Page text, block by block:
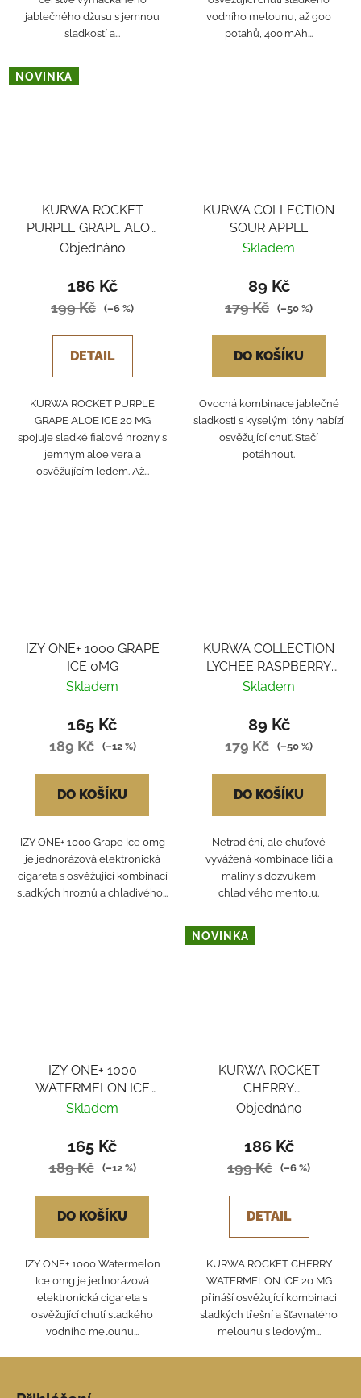
jablečného džusu s jemnou
sladkostí a...
vodního melounu, až 900
potahů, 400 mAh...
NOVINKA
KURWA ROCKET
PURPLE GRAPE ALOE
ICE
Objednáno
186 Kč
199 Kč (–6 %)
DETAIL
KURWA ROCKET PURPLE
GRAPE ALOE ICE 20 MG
spojuje sladké fialové hrozny s
jemným aloe vera a
osvěžujícím ledem. Až...
KURWA COLLECTION
SOUR APPLE
Skladem
89 Kč
179 Kč (–50 %)
DO KOŠÍKU
Ovocná kombinace jablečné
sladkosti s kyselými tóny nabízí
osvěžující chuť. Stačí
potáhnout.
IZY ONE+ 1000 GRAPE
ICE 0MG
Skladem
165 Kč
189 Kč (–12 %)
DO KOŠÍKU
IZY ONE+ 1000 Grape Ice 0mg
je jednorázová elektronická
cigareta s osvěžující kombinací
sladkých hroznů a chladivého...
KURWA COLLECTION
LYCHEE RASPBERRY
ICE
Skladem
89 Kč
179 Kč (–50 %)
DO KOŠÍKU
Netradiční, ale chuťově
vyvážená kombinace liči a
maliny s dozvukem
chladivého mentolu.
IZY ONE+ 1000
WATERMELON ICE
0MG
Skladem
165 Kč
189 Kč (–12 %)
DO KOŠÍKU
IZY ONE+ 1000 Watermelon
Ice 0mg je jednorázová
elektronická cigareta s
osvěžující chutí sladkého
vodního melounu...
NOVINKA
KURWA ROCKET
CHERRY
WATERMELON ICE
Objednáno
186 Kč
199 Kč (–6 %)
DETAIL
KURWA ROCKET CHERRY
WATERMELON ICE 20 MG
přináší osvěžující kombinaci
sladkých třešní a šťavnatého
melounu s ledovým...